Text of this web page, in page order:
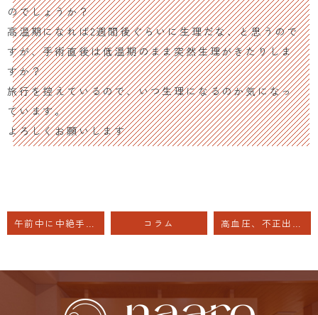
のでしょうか？
高温期になれば2週間後ぐらいに生理だな、と思うので
すが、手術直後は低温期のまま突然生理がきたりしま
すか？
旅行を控えているので、いつ生理になるのか気になっ
ています。
よろしくお願いします
午前中に中絶手術を受けた当日 コラム 高血圧、不正出血 について